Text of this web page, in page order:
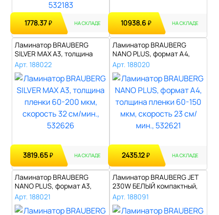
1778.37₽ НА СКЛАДЕ 10938.6₽ НА СКЛАДЕ
Ламинатор BRAUBERG
SILVER MAX A3, толщина
пленки 60-200..
Арт. 188022
3819.65₽ НА СКЛАДЕ
Ламинатор BRAUBERG
NANO PLUS, формат A4,
толщина пленки..
Арт. 188020
2435.12₽ НА СКЛАДЕ
Ламинатор BRAUBERG
NANO PLUS, формат A3,
толщина пленки..
Арт. 188021
Ламинатор BRAUBERG JET
230W БЕЛЫЙ компактный,
А4, 60-15..
Арт. 188091